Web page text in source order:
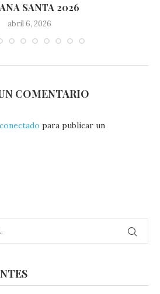
SANTA 2026
abril 6, 2026
COMENTARIO
conectado para publicar un